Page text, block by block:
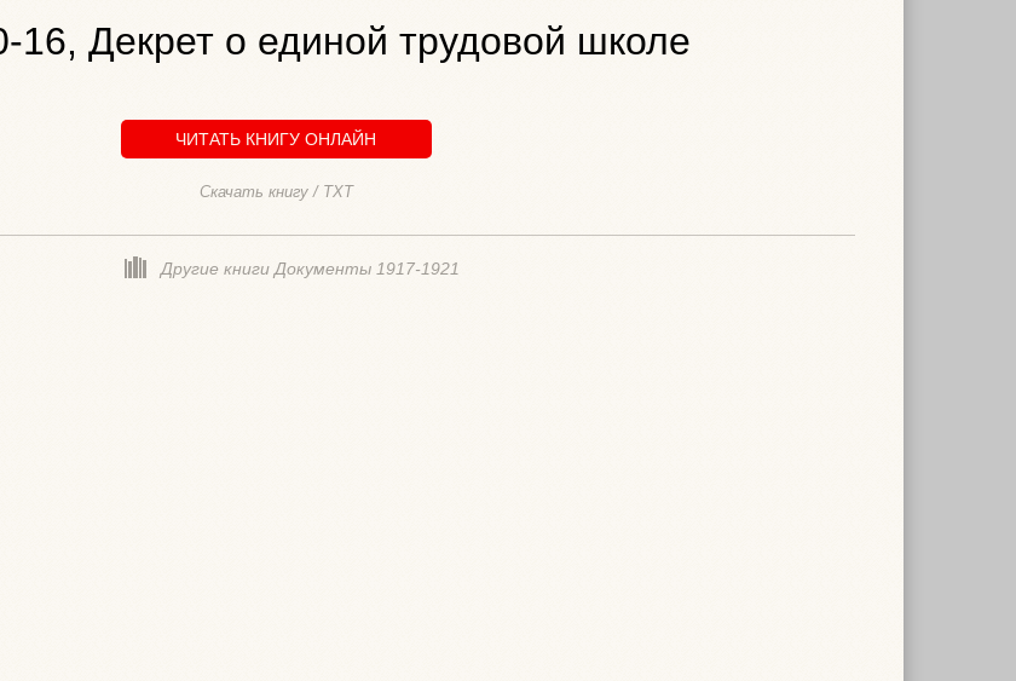
16, Декрет о единой трудовой школе
ЧИТАТЬ КНИГУ ОНЛАЙН
Скачать книгу / TXT
Другие книги Документы 1917-1921